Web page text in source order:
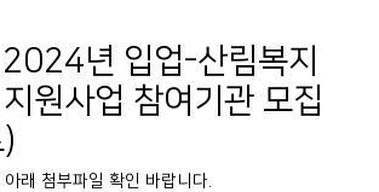
년 입업-산림복지
원사업 참여기관 모집
래 첨부파일 확인 바랍니다.